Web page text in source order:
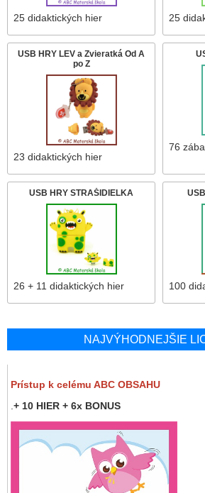
NAJVÝHODNEJŠIE
Prístup k celému ABC OBSAHU
+ 10 HIER + 6x BONUS
25 didaktických hier 25
USB HRY LEV a Zvieratká Od A
po Z
23 didaktických hier
76
USB HRY STRAŠIDIELKA
26 + 11 didaktických hier 100